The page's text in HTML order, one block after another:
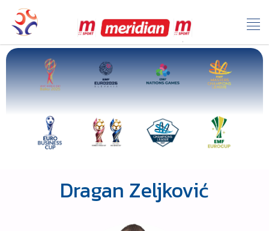
Dragan Zeljković